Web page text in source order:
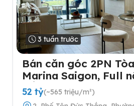
3 tuần trước
Bán căn góc 2PN
Marina Saigon, Full
cấp
52 tỷ(~565 triệu/m²)